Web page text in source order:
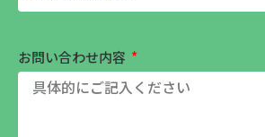
お問い合わせ内容